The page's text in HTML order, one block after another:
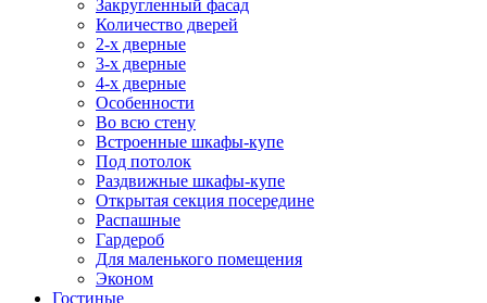
Закругленный фасад
Количество дверей
2-х дверные
3-х дверные
4-х дверные
Особенности
Во всю стену
Встроенные шкафы-купе
Под потолок
Раздвижные шкафы-купе
Открытая секция посередине
Распашные
Гардероб
Для маленького помещения
Эконом
Гостиные